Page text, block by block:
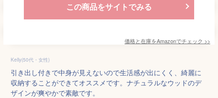
この商品をサイトでみる
価格と在庫をAmazonでチェック >>
Kelly(50代・女性)
引き出し付きで中身が見えないので生活感が出にくく、綺麗に
収納することができてオススメです。ナチュラルなウッドのデ
ザインが爽やかで素敵です。